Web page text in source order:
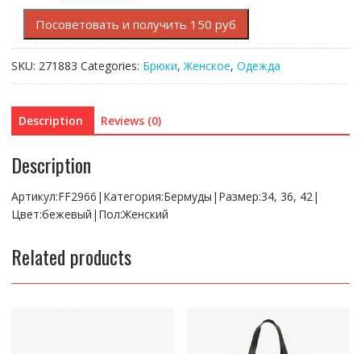
quantity
Посоветовать и получить 150 руб
SKU: 271883 Categories: Брюки,Женское, Одежда
Description Reviews (0)
Description
Артикул:FF2966|Категория:Бермуды|Размер:34, 36, 42|
Цвет:бежевый|Пол:Женский
Related products